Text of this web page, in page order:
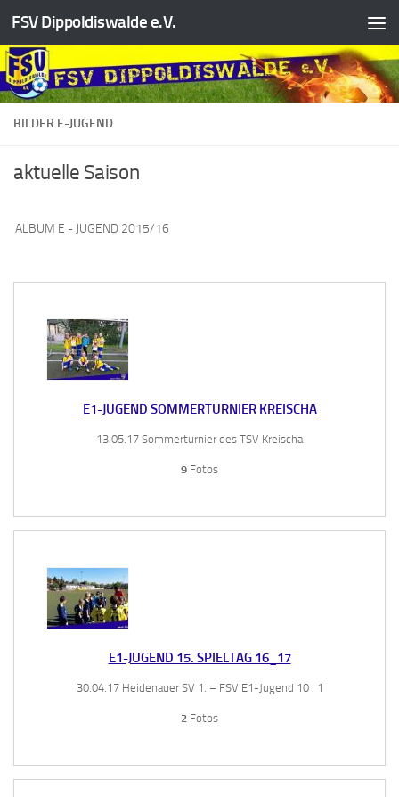
Zum Inhalt springen
FSV Dippoldiswalde e.V.
BILDER E-JUGEND
aktuelle Saison
ALBUM E - JUGEND 2015/16
E1-JUGEND SOMMERTURNIER KREISCHA
13.05.17 Sommerturnier des TSV Kreischa
9 Fotos
E1-JUGEND 15. SPIELTAG 16_17
30.04.17 Heidenauer SV 1. – FSV E1-Jugend 10 : 1
2 Fotos